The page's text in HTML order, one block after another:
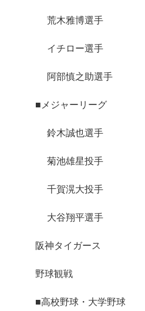
荒木雅博選手
イチロー選手
阿部慎之助選手
■メジャーリーグ
鈴木誠也選手
菊池雄星投手
千賀滉大投手
大谷翔平選手
阪神タイガース
野球観戦
■高校野球・大学野球